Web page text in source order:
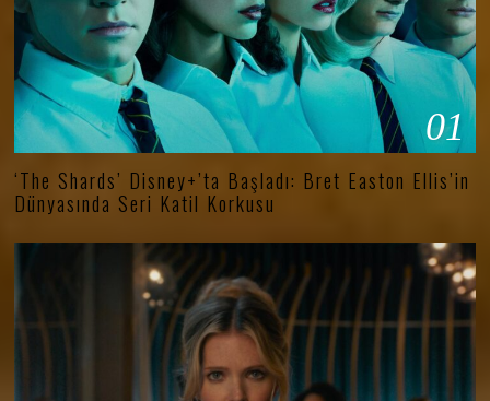
01
‘The Shards’ Disney+’ta Başladı: Bret Easton Ellis’in
Dünyasında Seri Katil Korkusu